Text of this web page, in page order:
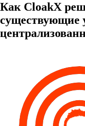
Как CloakX
существующие